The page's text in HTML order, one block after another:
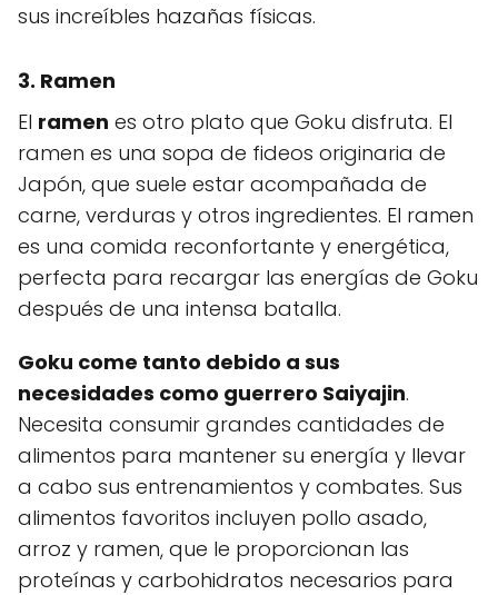
sus increíbles hazañas físicas.
3. Ramen
El ramen es otro plato que Goku disfruta. El
ramen es una sopa de fideos originaria de
Japón, que suele estar acompañada de
carne, verduras y otros ingredientes. El ramen
es una comida reconfortante y energética,
perfecta para recargar las energías de Goku
después de una intensa batalla.
Goku come tanto debido a sus
necesidades como guerrero Saiyajin.
Necesita consumir grandes cantidades de
alimentos para mantener su energía y llevar
a cabo sus entrenamientos y combates. Sus
alimentos favoritos incluyen pollo asado,
arroz y ramen, que le proporcionan las
proteínas y carbohidratos necesarios para